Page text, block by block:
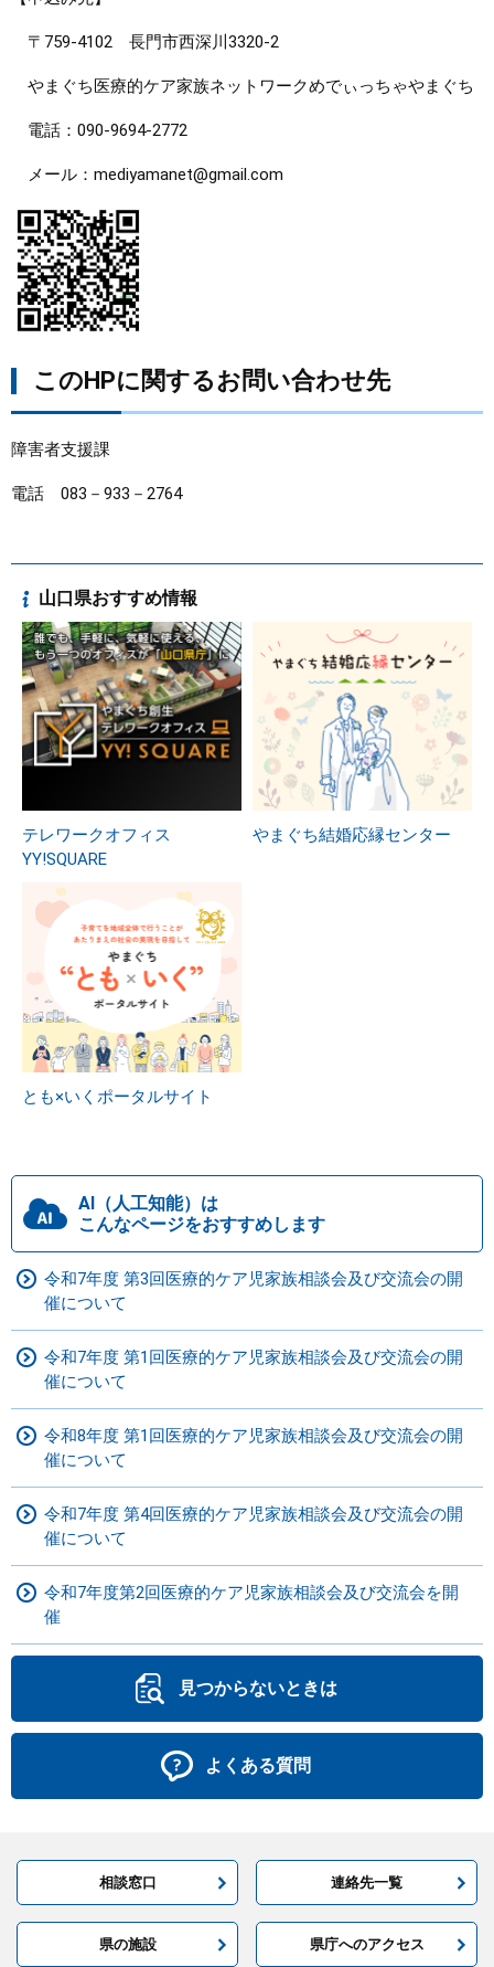
〒759-4102 長門市西深川3320-2
やまぐち医療的ケア家族ネットワークめでぃっちゃやまぐち
電話：090-9694-2772
メール：mediyamanet@gmail.com
このHPに関するお問い合わせ先
障害者支援課
電話 083－933－2764
山口県おすすめ情報
テレワークオフィス
YY!SQUARE
やまぐち結婚応縁センター
とも×いくポータルサイト
AI（人工知能）は
こんなページをおすすめします
令和7年度 第3回医療的ケア児家族相談会及び交流会の開
催について
令和7年度 第1回医療的ケア児家族相談会及び交流会の開
催について
令和8年度 第1回医療的ケア児家族相談会及び交流会の開
催について
令和7年度 第4回医療的ケア児家族相談会及び交流会の開
催について
令和7年度第2回医療的ケア児家族相談会及び交流会を開
催
見つからないときは
よくある質問
相談窓口 連絡先一覧
県の施設 県庁へのアクセス